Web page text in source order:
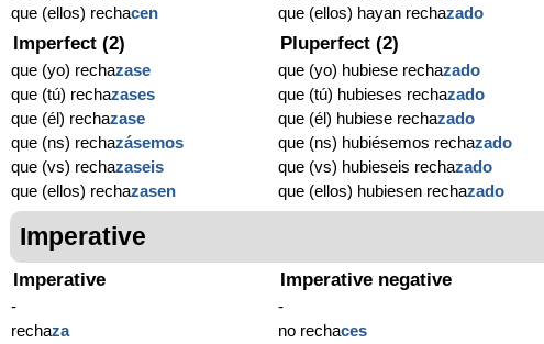
que (ellos) rechacen
que (ellos) hayan rechazado
Imperfect (2)
que (yo) rechazase
que (tú) rechazases
que (él) rechazase
que (ns) rechazásemos
que (vs) rechazaseis
que (ellos) rechazasen
Pluperfect (2)
que (yo) hubiese rechazado
que (tú) hubieses rechazado
que (él) hubiese rechazado
que (ns) hubiésemos rechazado
que (vs) hubieseis rechazado
que (ellos) hubiesen rechazado
Imperative
Imperative
-
rechaza
Imperative negative
-
no rechaces